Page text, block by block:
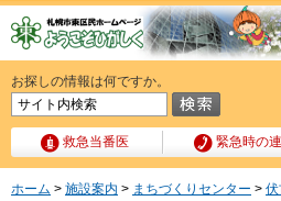
お探しの情報は何ですか。
救急当番医 緊急時の
ホーム > 施設案内 > まちづくりセンター >